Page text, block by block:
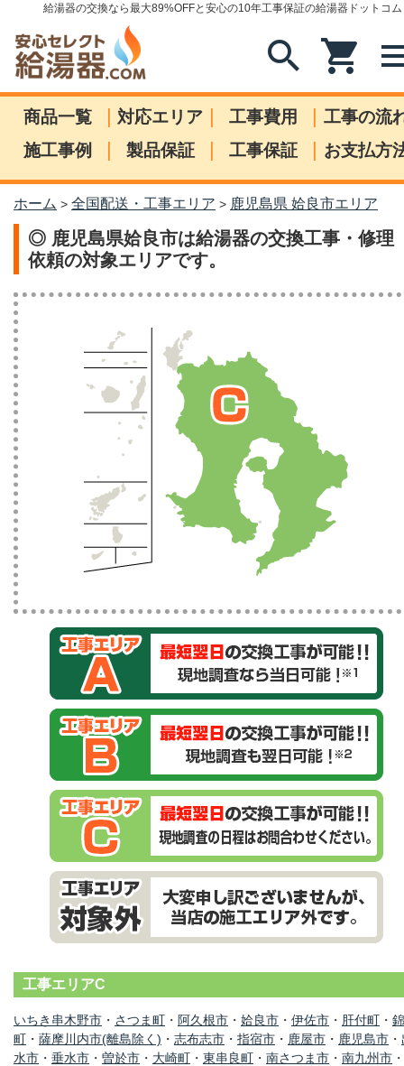
給湯器の交換なら最大89%OFFと安心の10年工事保証の給湯器ドットコム
search shopping_cart
商品一覧 | 対応エリア | 工事費用 | 工事の流
施工事例
| 製品保証 | 工事保証 | お支払方
ホーム > 全国配送・工事エリア > 鹿児島県 姶良市エリア
◎ 鹿児島県姶良市は給湯器の交換工事・修理
依頼の対象エリアです。
工事エリアC
いちき串木野市 ・ さつま町 ・ 阿久根市 ・ 姶良市 ・ 伊佐市 ・ 肝付町 ・
町 ・ 薩摩川内市(離島除く) ・ 志布志市 ・ 指宿市 ・ 鹿屋市 ・ 鹿児島市 ・
水市 ・ 垂水市 ・ 曽於市 ・ 大崎町 ・ 東串良町 ・ 南さつま市 ・ 南九州市 ・